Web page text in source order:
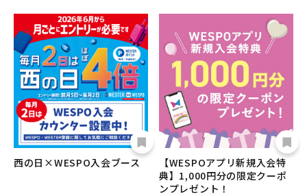
西の日×WESPO入会ブース
【WESPOアプリ新規入会特
典】1,000円分の限定クーポ
ンプレゼント！